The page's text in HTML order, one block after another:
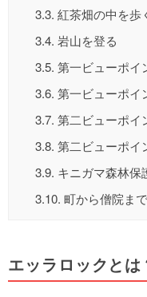
3.3. 紅茶畑の中を歩
3.4. 岩山を登る
3.5. 第一ビューポイ
3.6. 第一ビューポイ
3.7. 第二ビューポイ
3.8. 第二ビューポイ
3.9. キニガマ森林保
3.10. 町から僧院ま
エッラロックとは